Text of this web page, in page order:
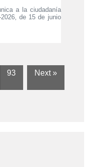
a la ciudadanía
de 15 de junio
93 Next »